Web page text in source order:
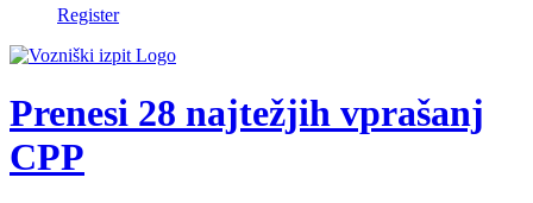
Register
Prenesi 28 najtežjih vprašanj
CPP